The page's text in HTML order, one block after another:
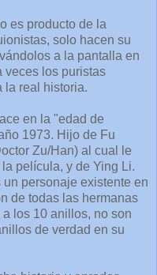
es producto de la
solo hacen su
a la pantalla en
veces los puristas
la real historia.
en la "edad de
1973. Hijo de Fu
Zu/Han) al cual le
película, y de Ying Li.
personaje existente en
de todas las hermanas
los 10 anillos, no son
de verdad en su